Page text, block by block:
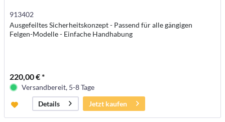
913402
Ausgefeiltes Sicherheitskonzept - Passend für alle gängigen
Felgen-Modelle - Einfache Handhabung
220,00 € *
Versandbereit, 5-8 Tage
Details
Jetzt kaufen